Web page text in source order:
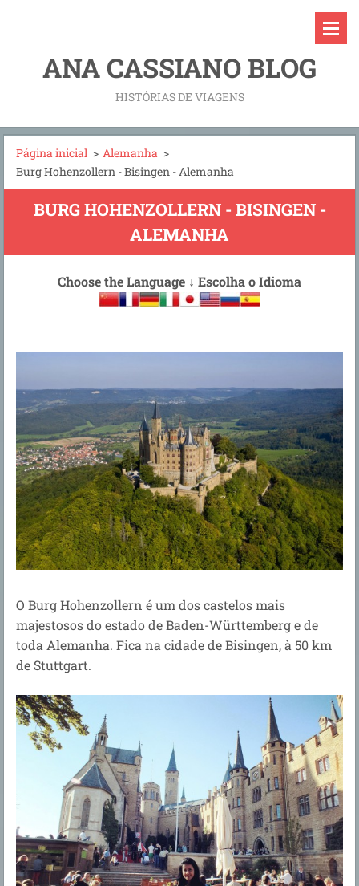
ANA CASSIANO BLOG
HISTÓRIAS DE VIAGENS
Página inicial > Alemanha >
Burg Hohenzollern - Bisingen - Alemanha
BURG HOHENZOLLERN - BISINGEN -
ALEMANHA
Choose the Language ↓ Escolha o Idioma
O Burg Hohenzollern é um dos castelos mais
majestosos do estado de Baden-Württemberg e de
toda Alemanha. Fica na cidade de Bisingen, à 50 km
de Stuttgart.